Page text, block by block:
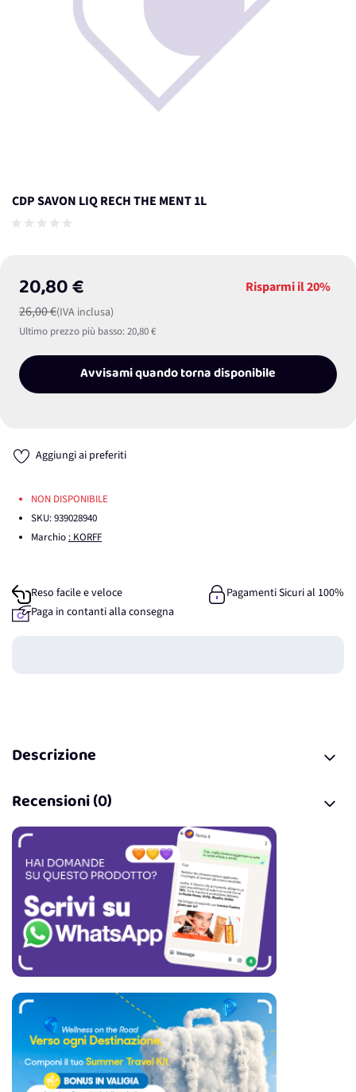
CDP SAVON LIQ RECH THE MENT 1L
20,80 €
26,00 €(IVA inclusa)
Risparmi il20%
Ultimo prezzo più basso:20,80 €
Avvisami quando torna disponibile
Aggiungi ai preferiti
NON DISPONIBILE
SKU:939028940
Marchio : KORFF
Reso facile e veloce
Pagamenti Sicuri al 100%
Paga in contanti alla consegna
Descrizione
Recensioni (0)